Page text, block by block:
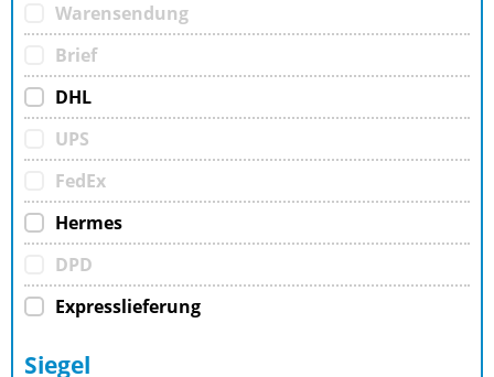
Warensendung
Brief
DHL
UPS
FedEx
Hermes
DPD
Expresslieferung
Siegel